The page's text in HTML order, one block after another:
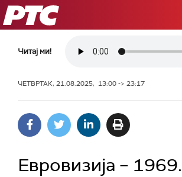
РТС
Читај ми!
ЧЕТВРТАК, 21.08.2025, 13:00 -> 23:17
Евровизија – 1969.